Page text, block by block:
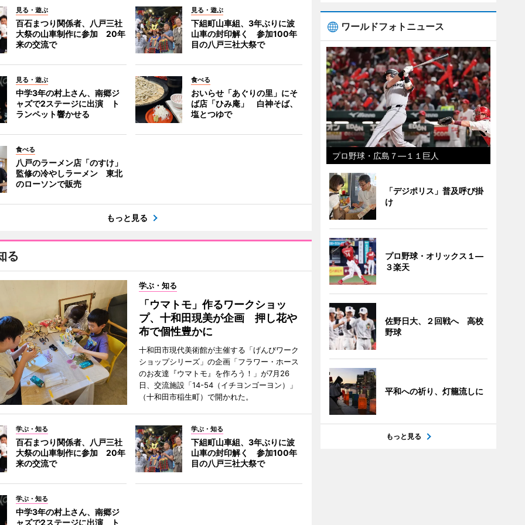
見る・遊ぶ
百石まつり関係者、八戸三社
大祭の山車制作に参加 20年
来の交流で
見る・遊ぶ
下組町山車組、3年ぶりに波
山車の封印解く 参加100年
目の八戸三社大祭で
見る・遊ぶ
中学3年の村上さん、南郷ジ
ャズで2ステージに出演 ト
ランペット響かせる
食べる
おいらせ「あぐりの里」にそ
ば店「ひみ庵」 白神そば、
塩とつゆで
食べる
八戸のラーメン店「のすけ」
監修の冷やしラーメン 東北
のローソンで販売
もっと見る
る
学ぶ・知る
「ウマトモ」作るワークショッ
プ、十和田現美が企画 押し花や
布で個性豊かに
十和田市現代美術館が主催する「げんびワーク
ショップシリーズ」の企画「フラワー・ホース
のお友達『ウマトモ』を作ろう！」が7月26
日、交流施設「14-54（イチヨンゴーヨン）」
（十和田市稲生町）で開かれた。
学ぶ・知る
百石まつり関係者、八戸三社
大祭の山車制作に参加 20年
来の交流で
学ぶ・知る
下組町山車組、3年ぶりに波
山車の封印解く 参加100年
目の八戸三社大祭で
学ぶ・知る
中学3年の村上さん、南郷ジ
ャズで2ステージに出演 ト
ワールドフォトニュース
プロ野球・広島７―１１巨人
「デジポリス」普及呼び掛
け
プロ野球・オリックス１―
３楽天
佐野日大、２回戦へ 高校
野球
平和への祈り、灯籠流しに
もっと見る